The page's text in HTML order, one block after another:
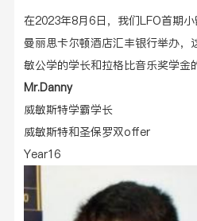
在2023年8月6日，我们LFO首期
曼丽思卡尔顿酒店汇丰银行举办，
敏公学的学长和拉格比音乐奖学金
Mr.Danny
威敏斯特学霸学长
威敏斯特和圣保罗双offer
Year16